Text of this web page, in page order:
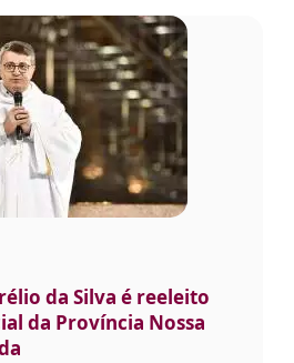
da Silva é reeleito
da Província Nossa